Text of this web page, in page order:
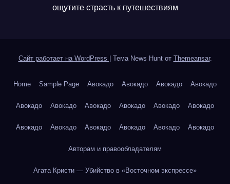
ощутите страсть к путешествиям
Сайт работает на WordPress Тема News Hunt от Themeansar.
Home Sample Page Авокадо Авокадо Авокадо Авокадо
Авокадо Авокадо Авокадо Авокадо Авокадо Авокадо
Авокадо Авокадо Авокадо Авокадо Авокадо Авокадо
Авторам и правообладателям
Агата Кристи — Убийство в «Восточном экспрессе»